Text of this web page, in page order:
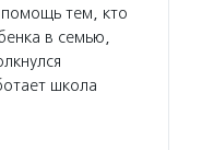
тем, кто
в семью,
школа